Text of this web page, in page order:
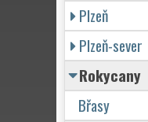
Plzeň
Plzeň-sever
Rokycany
Břasy